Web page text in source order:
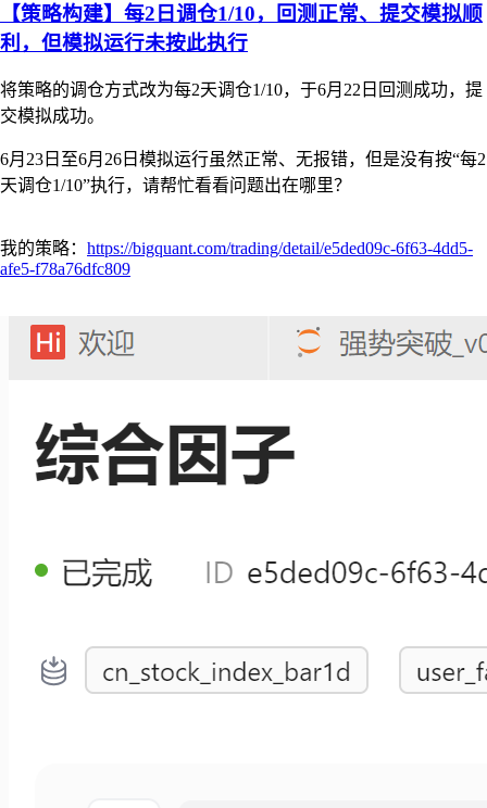
【策略构建】每2日调仓1/10，回测正常、提交模拟顺
利，但模拟运行未按此执行
将策略的调仓方式改为每2天调仓1/10，于6月22日回测成功，提
交模拟成功。
6月23日至6月26日模拟运行虽然正常、无报错，但是没有按“每2
天调仓1/10”执行，请帮忙看看问题出在哪里？
我的策略： https://bigquant.com/trading/detail/e5ded09c-6f63-4dd5-
afe5-f78a76dfc809